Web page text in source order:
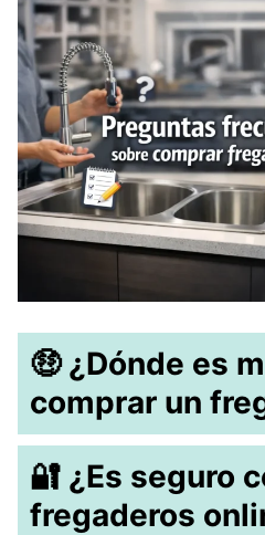
🤑​ ¿Dónde es
comprar un
🔐 ​¿Es seguro
fregaderos